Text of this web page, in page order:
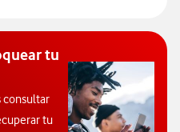
tu
consultar
tu